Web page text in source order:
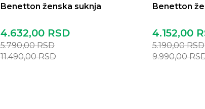
Benetton ženska suknja
4.632,00 RSD
5.790,00RSD
11.490,00RSD
Benetton
4.152,00
5.190,00RSD
9.990,00